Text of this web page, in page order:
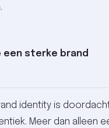
een sterke brand
identity is
Meer dan alleen